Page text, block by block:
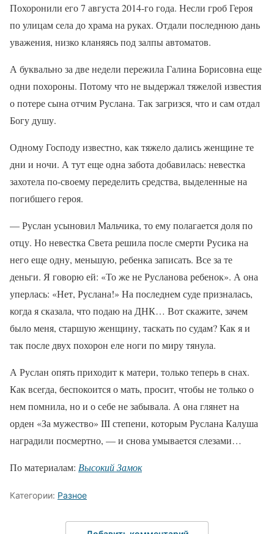
Похоронили его 7 августа 2014-го года. Несли гроб Героя
по улицам села до храма на руках. Отдали последнюю дань
уважения, низко кланяясь под залпы автоматов.
А буквально за две недели пережила Галина Борисовна еще
одни похороны. Потому что не выдержал тяжелой известия
о потере сына отчим Руслана. Так загризся, что и сам отдал
Богу душу.
Одному Господу известно, как тяжело дались женщине те
дни и ночи. А тут еще одна забота добавилась: невестка
захотела по-своему переделить средства, выделенные на
погибшего героя.
— Руслан усыновил Мальчика, то ему полагается доля по
отцу. Но невестка Света решила после смерти Русика на
него еще одну, меньшую, ребенка записать. Все за те
деньги. Я говорю ей: «То же не Русланова ребенок». А она
уперлась: «Нет, Руслана!» На последнем суде призналась,
когда я сказала, что подаю на ДНК… Вот скажите, зачем
было меня, старшую женщину, таскать по судам? Как я и
так после двух похорон еле ноги по миру тянула.
А Руслан опять приходит к матери, только теперь в снах.
Как всегда, беспокоится о мать, просит, чтобы не только о
нем помнила, но и о себе не забывала. А она глянет на
орден «За мужество» III степени, которым Руслана Калуша
наградили посмертно, — и снова умывается слезами…
По материалам: Высокий Замок
Категории: Разное